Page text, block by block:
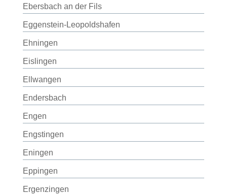
Ebersbach an der Fils
Eggenstein-Leopoldshafen
Ehningen
Eislingen
Ellwangen
Endersbach
Engen
Engstingen
Eningen
Eppingen
Ergenzingen